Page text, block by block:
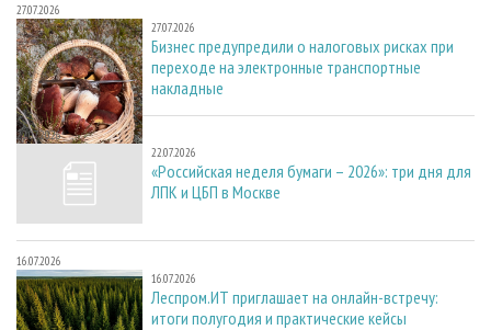
27.07.2026
27.07.2026
Бизнес предупредили о налоговых рисках при
переходе на электронные транспортные
накладные
22.07.2026
22.07.2026
«Российская неделя бумаги – 2026»: три дня для
ЛПК и ЦБП в Москве
16.07.2026
16.07.2026
Леспром.ИТ приглашает на онлайн-встречу:
итоги полугодия и практические кейсы